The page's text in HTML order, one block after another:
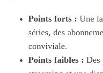
Points forts : Une
séries, des
conviviale.
Points faibles : Des